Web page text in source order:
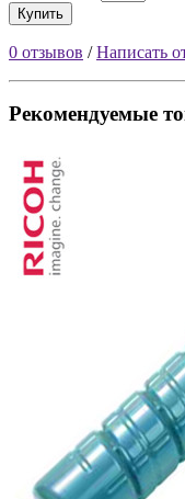
Купить
0 отзывов /Написать
Рекомендуемые